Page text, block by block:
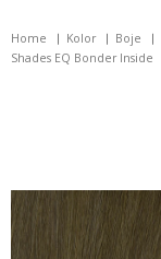
Home Kolor Boje
Shades EQ Bonder Inside